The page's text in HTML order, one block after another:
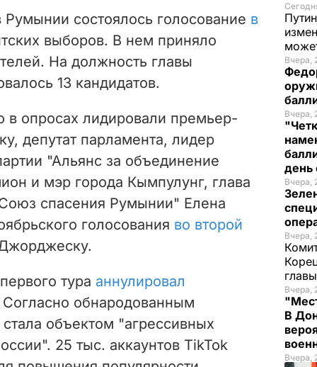
состоялось голосование в
выборов. В нем приняло
На должность главы
13 кандидатов.
в опросах лидировали премьер-
депутат парламента, лидер
"Альянс за объединение
и мэр города Кымпулунг, глава
спасения Румынии" Елена
голосования во второй
тура аннулировал
обнародованным
объектом "агрессивных
25 тыс. аккаунтов TikTok
Вчера,
Вчера,
день
Вчера,
Вчера,
Вчера,
В
Вчера,